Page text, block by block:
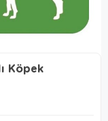
Köpek